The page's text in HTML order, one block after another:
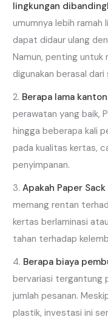
lingkungan
umumnya lebih ramah
dapat didaur ulang
Namun, penting untuk
digunakan berasal
Berapa lama
perawatan yang baik,
hingga beberapa kali
pada kualitas kertas,
penyimpanan.
Apakah Paper Sack
memang rentan
kertas berlaminasi
tahan terhadap
Berapa biaya
bervariasi tergantung
jumlah pesanan.
plastik, investasi ini